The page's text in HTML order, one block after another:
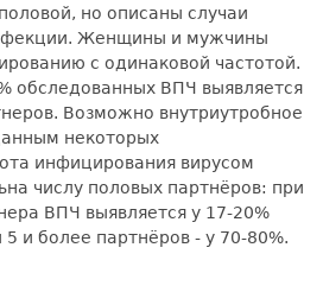
но описаны случаи
Женщины и мужчины
с одинаковой частотой.
обследованных ВПЧ выявляется
Возможно внутриутробное
некоторых
инфицирования вирусом
числу половых партнёров: при
ВПЧ выявляется у 17-20%
и более партнёров - у 70-80%.